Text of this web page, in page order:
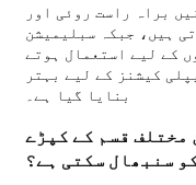
براہ راست روئی اور
ہیں، جبکہ سبلیمیشن
کے لیے استعمال ہوتے
کیشنز کے لیے بہتر
بنایا گیا ہے۔
مختلف قسم کے کپڑے
سنبھال سکتی ہے؟